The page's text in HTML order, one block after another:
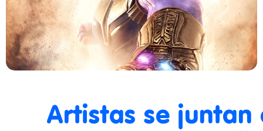
Artistas se juntan